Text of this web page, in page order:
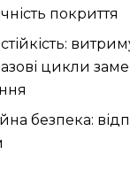
покриття
цикли
безпека: